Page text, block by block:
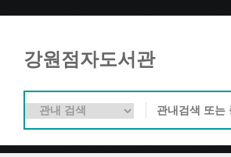
강원점자도서관